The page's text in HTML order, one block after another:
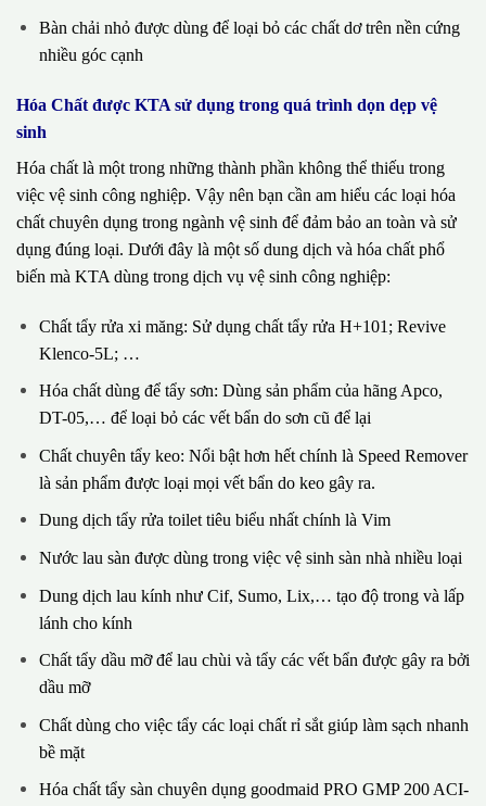
Bàn chải nhỏ được dùng để loại bỏ các chất dơ trên nền cứng
nhiều góc cạnh
Hóa Chất được KTA sử dụng trong quá trình dọn dẹp vệ
sinh
Hóa chất là một trong những thành phần không thể thiếu trong
việc vệ sinh công nghiệp. Vậy nên bạn cần am hiểu các loại hóa
chất chuyên dụng trong ngành vệ sinh để đảm bảo an toàn và sử
dụng đúng loại. Dưới đây là một số dung dịch và hóa chất phổ
biến mà KTA dùng trong dịch vụ vệ sinh công nghiệp:
Chất tẩy rửa xi măng: Sử dụng chất tẩy rửa H+101; Revive
Klenco-5L; …
Hóa chất dùng để tẩy sơn: Dùng sản phẩm của hãng Apco,
DT-05,… để loại bỏ các vết bẩn do sơn cũ để lại
Chất chuyên tẩy keo: Nổi bật hơn hết chính là Speed Remover
là sản phẩm được loại mọi vết bẩn do keo gây ra.
Dung dịch tẩy rửa toilet tiêu biểu nhất chính là Vim
Nước lau sàn được dùng trong việc vệ sinh sàn nhà nhiều loại
Dung dịch lau kính như Cif, Sumo, Lix,… tạo độ trong và lấp
lánh cho kính
Chất tẩy dầu mỡ để lau chùi và tẩy các vết bẩn được gây ra bởi
dầu mỡ
Chất dùng cho việc tẩy các loại chất rỉ sắt giúp làm sạch nhanh
bề mặt
Hóa chất tẩy sàn chuyên dụng goodmaid PRO GMP 200 ACI-